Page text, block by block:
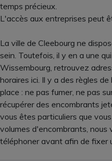
temps précieux.
L'accès aux entreprises peut
La ville de Cleebourg ne
sein. Toutefois, il y en a une
Wissembourg, retrouvez
horaires ici. Il y a des règles
place : ne pas fumer, ne pas
récupérer des encombrants
vous êtes particuliers que
volumes d'encombrants, nous
téléphoner avant afin de fixer